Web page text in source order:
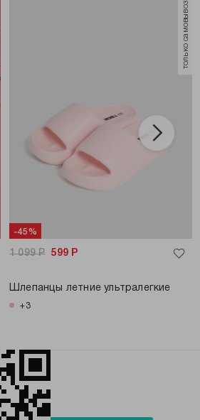
-45%
только самовывоз
1 099Р 599 Р
Шлепанцы летние ультралегкие
+3